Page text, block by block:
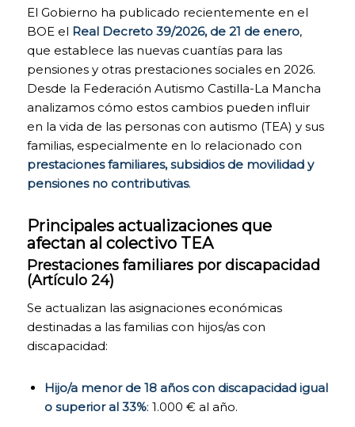
El Gobierno ha publicado recientemente en el
BOE el Real Decreto 39/2026, de 21 de enero,
que establece las nuevas cuantías para las
pensiones y otras prestaciones sociales en 2026.
Desde la Federación Autismo Castilla-La Mancha
analizamos cómo estos cambios pueden influir
en la vida de las personas con autismo (TEA) y sus
familias, especialmente en lo relacionado con
prestaciones familiares, subsidios de movilidad y
pensiones no contributivas.
Principales actualizaciones que
afectan al colectivo TEA
Prestaciones familiares por discapacidad
(Artículo 24)
Se actualizan las asignaciones económicas
destinadas a las familias con hijos/as con
discapacidad:
Hijo/a menor de 18 años con discapacidad igual
o superior al 33%: 1.000 € al año.
Puedes activar o
desactivar estas
cookies
marcando la
casilla
correspondiente,
estando
desactivadas por
defecto.
COOKIES DE
PERSONALIZACIÓN.
Para mejorar la
funcionalidad y
personalización de
nuestra página web
preferencias.
Puedes activarlas o
desactivarlas.
(Pincha para
información)
Las cookies de